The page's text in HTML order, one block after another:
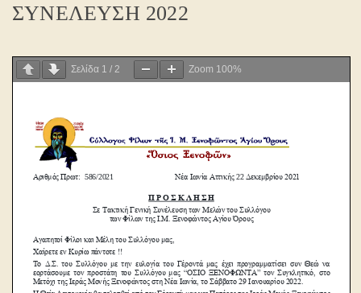
ΣΥΝΕΛΕΥΣΗ 2022
Σελίδα 1 / 2 Zoom 100%